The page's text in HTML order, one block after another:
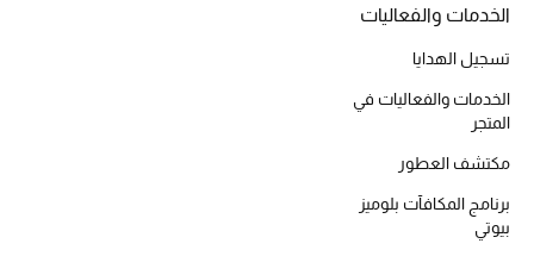
هدايا مُعبرة
تسوقوا جميع الهدايا
الخدمات والفعاليات
تسجيل الهدايا
الخدمات والفعاليات في
المتجر
مكتشف العطور
برنامج المكافآت بلوميز
بيوتي